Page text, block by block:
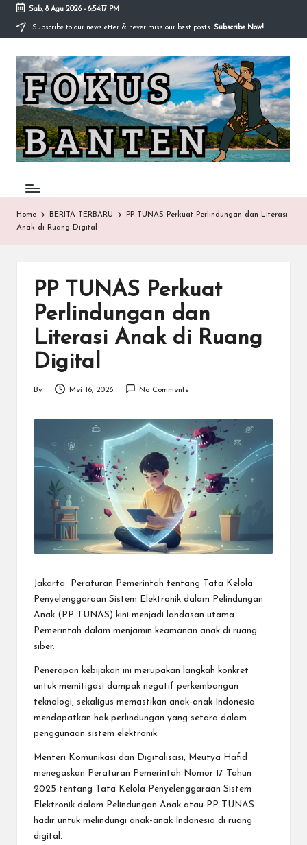
Skip
content
Sab, 8 Agu 2026- 6:54:17 PM
Subscribe to our newsletter & never miss our best posts. Subscribe Now!
F
O
K
U
S-
B
A
N
Home BERITA TERBARU
PP TUNAS Perkuat Perlindungan dan Literasi
Anak di Ruang Digital
PP TUNAS Perkuat
Perlindungan dan
Literasi Anak di Ruang
Digital
Posted
By Mei 16, 2026 No Comments
Jakarta  Peraturan Pemerintah tentang Tata Kelola
Penyelenggaraan Sistem Elektronik dalam Pelindungan
Anak (PP TUNAS) kini menjadi landasan utama
Pemerintah dalam menjamin keamanan anak di ruang
siber.
Penerapan kebijakan ini merupakan langkah konkret
untuk memitigasi dampak negatif perkembangan
teknologi, sekaligus memastikan anak-anak Indonesia
mendapatkan hak perlindungan yang setara dalam
penggunaan sistem elektronik.
Menteri Komunikasi dan Digitalisasi, Meutya Hafid
menegaskan Peraturan Pemerintah Nomor 17 Tahun
2025 tentang Tata Kelola Penyelenggaraan Sistem
Elektronik dalam Pelindungan Anak atau PP TUNAS
hadir untuk melindungi anak-anak Indonesia di ruang
digital.